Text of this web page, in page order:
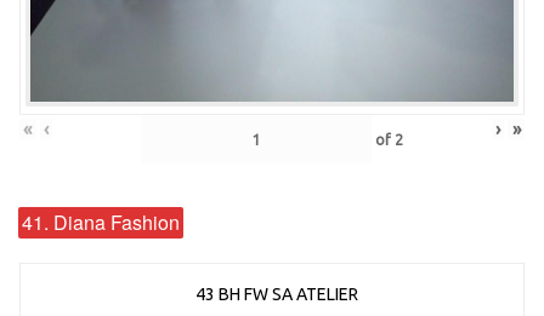
« ‹ of 2 › »
41. Diana Fashion
43 BH FW SA ATELIER